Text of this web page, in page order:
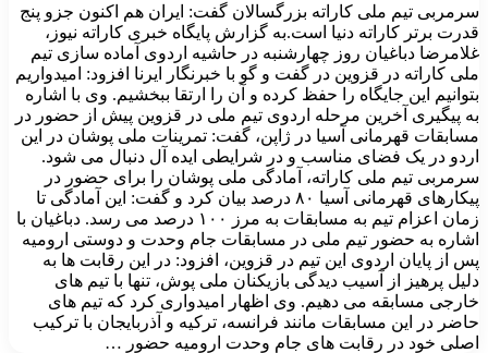
سرمربی تیم ملی کاراته بزرگسالان گفت: ایران هم اکنون جزو پنج
قدرت برتر کاراته دنیا است.به گزارش پایگاه خبری کاراته نیوز،
غلامرضا دباغیان روز چهارشنبه در حاشیه اردوی آماده سازی تیم
ملی کاراته در قزوین در گفت و گو با خبرنگار ایرنا افزود: امیدواریم
بتوانیم این جایگاه را حفظ کرده و آن را ارتقا ببخشیم. وی با اشاره
به پیگیری آخرین مرحله اردوی تیم ملی در قزوین پیش از حضور در
مسابقات قهرمانی آسیا در ژاپن، گفت: تمرینات ملی پوشان در این
اردو در یک فضای مناسب و در شرایطی ایده آل دنبال می شود.
سرمربی تیم ملی کاراته، آمادگی ملی پوشان را برای حضور در
پیکارهای قهرمانی آسیا ۸۰ درصد بیان کرد و گفت: این آمادگی تا
زمان اعزام تیم به مسابقات به مرز ۱۰۰ درصد می رسد. دباغیان با
اشاره به حضور تیم ملی در مسابقات جام وحدت و دوستی ارومیه
پس از پایان اردوی این تیم در قزوین، افزود: در این رقابت ها به
دلیل پرهیز از آسیب دیدگی بازیکنان ملی پوش، تنها با تیم های
خارجی مسابقه می دهیم. وی اظهار امیدواری کرد که تیم های
حاضر در این مسابقات مانند فرانسه، ترکیه و آذربایجان با ترکیب
اصلی خود در رقابت های جام وحدت ارومیه حضور …